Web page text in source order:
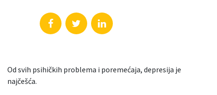
Od svih psihičkih problema i poremećaja, depresija je
najčešća.